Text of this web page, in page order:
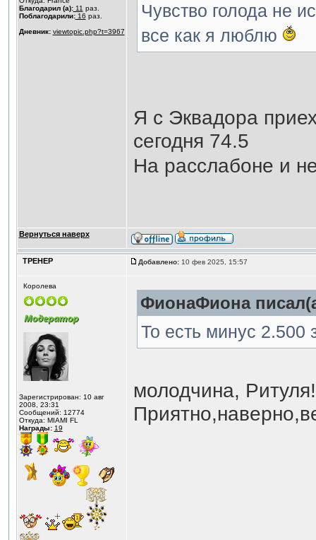
Благодарил (а):11 раз.
Поблагодарили:16 раз.
Дневник: viewtopic.php?t=3967
Чувство голода не
все как я люблю
Я с Эквадора
сегодня 74.5
На расслабоне и
Вернуться наверх
ТРЕНЕР Добавлено:10 фев 2025, 15:57
Королева
Зарегистрирован: 10 авг
2008, 23:31
Сообщений: 12774
Откуда: MIAMI FL
Награды: 19
ФионаФиона
То есть минус 2.500
молодчина,